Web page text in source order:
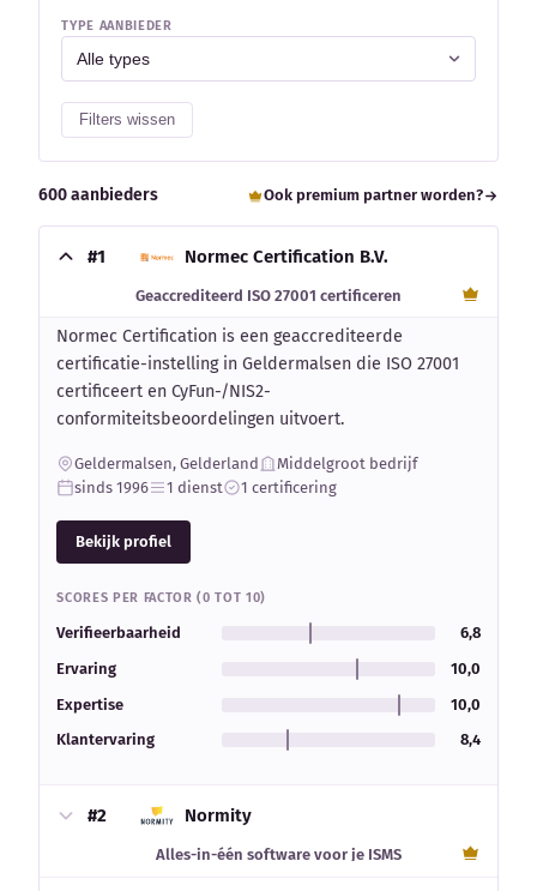
TYPE AANBIEDER
Filters wissen
600 aanbieders Ook premium partner worden?
#1 Normec Certification B.V.
Geaccrediteerd ISO 27001 certificeren
Normec Certification is een geaccrediteerde
certificatie-instelling in Geldermalsen die ISO 27001
certificeert en CyFun-/NIS2-
conformiteitsbeoordelingen uitvoert.
Geldermalsen, Gelderland
Middelgroot bedrijf
sinds 1996
1 dienst 1 certificering
Bekijk profiel
SCORES PER FACTOR (0 TOT 10)
Verifieerbaarheid
6,8
Ervaring
10,0
Expertise
10,0
Klantervaring
8,4
#2 Normity
Alles-in-één software voor je ISMS